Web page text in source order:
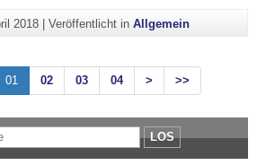
2018| Veröffentlicht in Allgemein
01 02 03 04 > >>
LOS